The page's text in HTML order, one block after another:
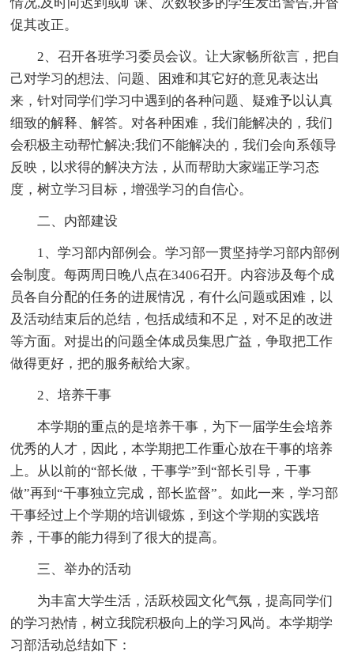
情况,及时向迟到或旷课、次数较多的学生发出警告,并督
促其改正。
2、召开各班学习委员会议。让大家畅所欲言，把自
己对学习的想法、问题、困难和其它好的意见表达出
来，针对同学们学习中遇到的各种问题、疑难予以认真
细致的解释、解答。对各种困难，我们能解决的，我们
会积极主动帮忙解决;我们不能解决的，我们会向系领导
反映，以求得的解决方法，从而帮助大家端正学习态
度，树立学习目标，增强学习的自信心。
二、内部建设
1、学习部内部例会。学习部一贯坚持学习部内部例
会制度。每两周日晚八点在3406召开。内容涉及每个成
员各自分配的任务的进展情况，有什么问题或困难，以
及活动结束后的总结，包括成绩和不足，对不足的改进
等方面。对提出的问题全体成员集思广益，争取把工作
做得更好，把的服务献给大家。
2、培养干事
本学期的重点的是培养干事，为下一届学生会培养
优秀的人才，因此，本学期把工作重心放在干事的培养
上。从以前的“部长做，干事学”到“部长引导，干事
做”再到“干事独立完成，部长监督”。如此一来，学习部
干事经过上个学期的培训锻炼，到这个学期的实践培
养，干事的能力得到了很大的提高。
三、举办的活动
为丰富大学生活，活跃校园文化气氛，提高同学们
的学习热情，树立我院积极向上的学习风尚。本学期学
习部活动总结如下：